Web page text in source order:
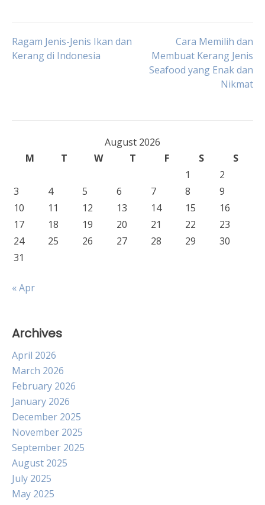
Post
Ragam Jenis-Jenis Ikan dan
Kerang di Indonesia
Cara Memilih dan
Membuat Kerang Jenis
Seafood yang Enak dan
Nikmat
August 2026
M
T W T F S
S
1
2
3
4 5 6 7 8
9
10
11 12 13 14 15
16
17
18 19 20 21 22
23
24
25 26 27 28 29
30
31
« Apr
Archives
April 2026
March 2026
February 2026
January 2026
December 2025
November 2025
September 2025
August 2025
July 2025
May 2025